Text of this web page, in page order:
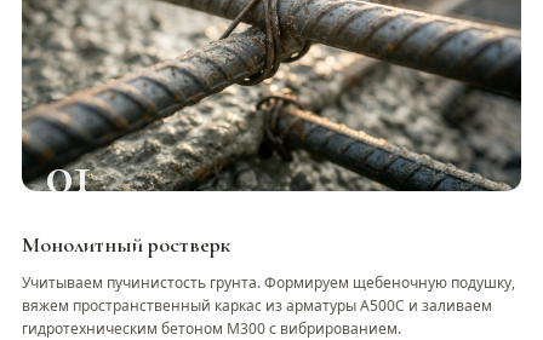
01
Монолитный ростверк
Учитываем пучинистость грунта. Формируем щебеночную подушку,
вяжем пространственный каркас из арматуры А500С и заливаем
гидротехническим бетоном М300 с вибрированием.